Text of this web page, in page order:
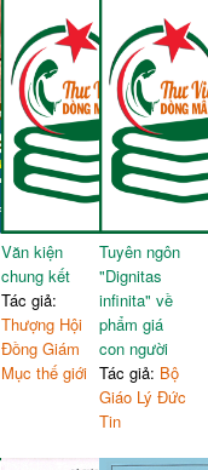
Văn kiện
chung kết
Tác giả:
Thượng Hội
Đồng Giám
Mục thế giới
Tuyên ngôn
"Dignitas
infinita" về
phẩm giá
con người
Tác giả: Bộ
Giáo Lý Đức
Tin